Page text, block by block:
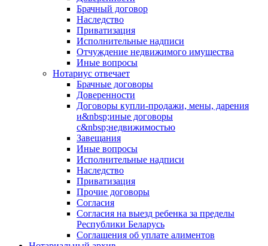
Брачный договор
Наследство
Приватизация
Исполнительные надписи
Отчуждение недвижимого имущества
Иные вопросы
Нотариус отвечает
Брачные договоры
Доверенности
Договоры купли-продажи, мены, дарения
и&nbsp;иные договоры
с&nbsp;недвижимостью
Завещания
Иные вопросы
Исполнительные надписи
Наследство
Приватизация
Прочие договоры
Согласия
Согласия на выезд ребенка за пределы
Республики Беларусь
Соглашения об уплате алиментов